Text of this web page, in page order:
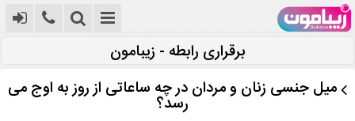
برقراری رابطه - زیبامون
میل جنسی زنان و مردان در چه ساعاتی از روز به اوج می
رسد؟